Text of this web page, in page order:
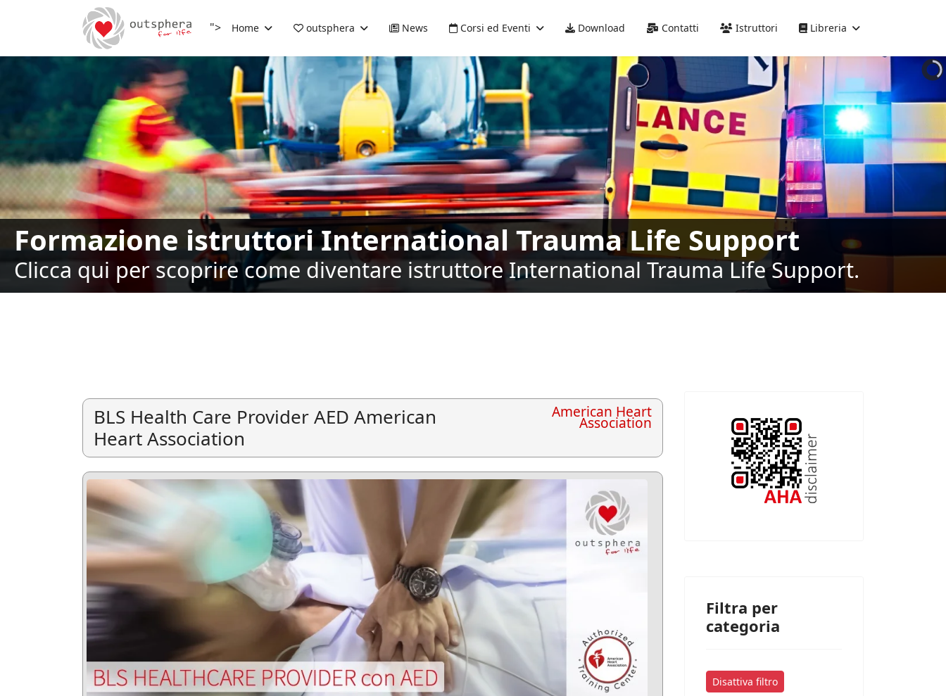
"> Home outsphera News Corsi ed Eventi Download Contatti Istruttori Libreria
Formazione istruttori International Trauma Life Support
Clicca qui per scoprire come diventare istruttore International Trauma Life Support.
BLS Health Care Provider AED American
Heart Association
American Heart
Association
Filtra per
categoria
Disattiva filtro